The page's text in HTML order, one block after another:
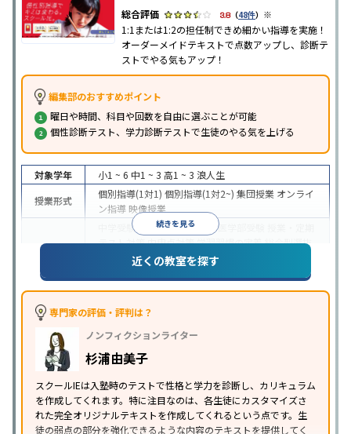
3.8（48件） ※
1:1または1:2の担任制できめ細かい指導を実施！
オーダーメイドテキストで点数アップし、診断テ
ストでやる気もアップ！
編集部のおすすめポイント
曜日や時間、科目や回数を自由に選ぶことが可能
個性診断テスト、学力診断テストで生徒のやる気を上げる
続きを見る
対象学年 小1 ~ 6 中1 ~ 3 高1 ~ 3 浪人生
授業形式
個別指導(1対1) 個別指導(1対2~) 集団授業 オンライ
ン指導 映像授業
中学受験 高校受験大学受験 医学部受験
テスト対策内申点対策学習習慣の定着総合型選抜
(旧AO)対策 推薦入試対策学校別特化対策
中高一貫校生に対応
可能季節講習のみの受講可
※2023年3月調査。小学校高学年の個別指導塾アンケート調査方法
近くの教室を探す
専門家の評価・評判は？
ノンフィクションライター
杉浦由美子
スクールIEは入塾時のテストで性格と学力を診断し、カリキュラム
を作成してくれます。特に注目なのは、各生徒にカスタマイズさ
れた完全オリジナルテキストを作成してくれるという点です。生
徒の弱点の部分を強化できるような内容のテキストを提供してく